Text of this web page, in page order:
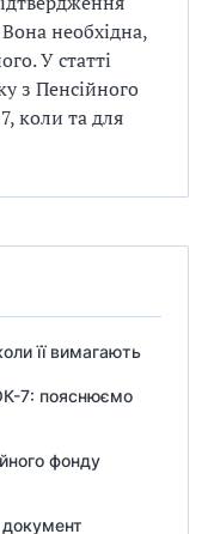
необхідна,
У статті
з Пенсійного
коли та для
її вимагають
7: пояснюємо
фонду